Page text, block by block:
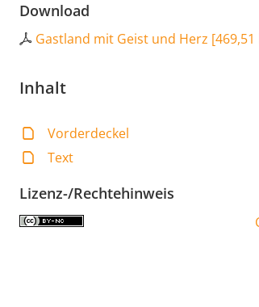
Download
Gastland mit Geist und Herz [469,51
Inhalt
Vorderdeckel
Text
Lizenz-/Rechtehinweis